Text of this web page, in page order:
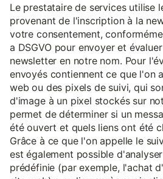
Le prestataire de services utilise
provenant de l'inscription à la
votre consentement,
a DSGVO pour envoyer et
newsletter en notre nom. Pour
envoyés contiennent ce que l'on
web ou des pixels de suivi, qui
d'image à un pixel stockés sur
permet de déterminer si un
été ouvert et quels liens ont été
Grâce à ce que l'on appelle le
est également possible
prédéfinie (par exemple, l'achat